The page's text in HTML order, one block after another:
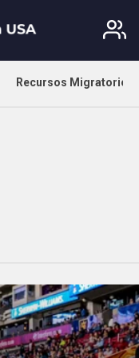
Recursos Migratorios